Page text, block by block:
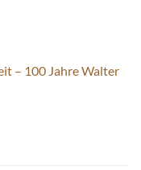
– 100 Jahre Walter